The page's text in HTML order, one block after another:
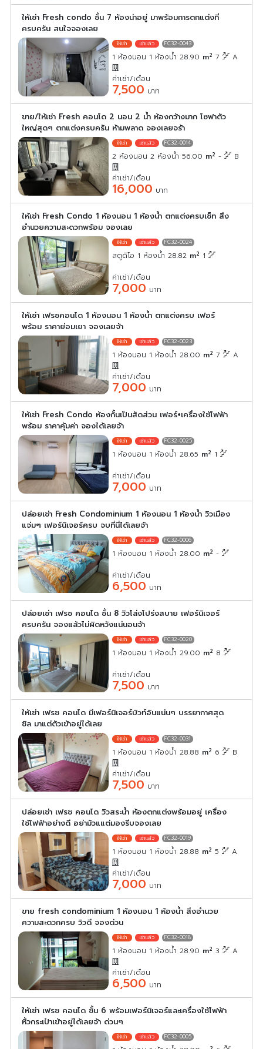
ให้เช่า Fresh condo ชั้น 7 ห้องน่าอยู่ มาพร้อมการตกแต่งที่
ครบครัน สนใจจองเลย
FC32-0043
1 ห้องนอน 1 ห้องน้ำ 28.90 m2 7 A
ค่าเช่า/เดือน
7,500 บาท
ขาย/ให้เช่า Fresh คอนโด 2 นอน 2 น้ำ ห้องกว้างมาก โซฟาตัว
ใหญ่สุดๆ ตกแต่งครบครัน ห้ามพลาด จองเลยจร้า
FC32-0014
2 ห้องนอน 2 ห้องน้ำ 56.00 m2 - B
ค่าเช่า/เดือน
16,000 บาท
ให้เช่า Fresh Condo 1 ห้องนอน 1 ห้องน้ำ ตกแต่งครบเซ็ท สิ่ง
อำนวยความสะดวกพร้อม จองเลย
FC32-0024
สตูดิโอ 1 ห้องน้ำ 28.82 m2 1
ค่าเช่า/เดือน
7,000 บาท
ให้เช่า เฟรชคอนโด 1 ห้องนอน 1 ห้องน้ำ ตกแต่งครบ เฟอร์
พร้อม ราคาย่อมเยา จองเลยจ้า
FC32-0023
1 ห้องนอน 1 ห้องน้ำ 28.00 m2 7 A
ค่าเช่า/เดือน
7,000 บาท
ให้เช่า Fresh Condo ห้องกั้นเป็นสัดส่วน เฟอร์+เครื่องใช้ไฟฟ้า
พร้อม ราคาคุ้มค่า จองได้เลยจ้า
FC32-0025
1 ห้องนอน 1 ห้องน้ำ 28.65 m2 1
ค่าเช่า/เดือน
7,000 บาท
ปล่อยเช่า Fresh Condominium 1 ห้องนอน 1 ห้องน้ำ วิวเมือง
แจ่มๆ เฟอร์นิเจอร์ครบ จบที่นี่ได้เลยจ้า
FC32-0006
1 ห้องนอน 1 ห้องน้ำ 28.00 m2 -
ค่าเช่า/เดือน
6,500 บาท
ปล่อยเช่า เฟรช คอนโด ชั้น 8 วิวโล่งโปร่งสบาย เฟอร์นิเจอร์
ครบครัน จองแล้วไม่ผิดหวังแน่นอนจ้า
FC32-0020
1 ห้องนอน 1 ห้องน้ำ 29.00 m2 8
ค่าเช่า/เดือน
7,500 บาท
ให้เช่า เฟรช คอนโด มีเฟอร์นิเจอร์บิวท์อินแน่นๆ บรรยากาศสุด
ชิล มาแต่ตัวเข้าอยู่ได้เลย
FC32-0031
1 ห้องนอน 1 ห้องน้ำ 28.88 m2 6 B
ค่าเช่า/เดือน
7,500 บาท
ปล่อยเช่า เฟรช คอนโด วิวสระน้ำ ห้องตกแต่งพร้อมอยู่ เครื่อง
ใช้ไฟฟ้าอย่างดี อย่ามัวแแต่มองรีบจองเลย
FC32-0019
1 ห้องนอน 1 ห้องน้ำ 28.88 m2 5 A
ค่าเช่า/เดือน
7,000 บาท
ขาย fresh condominium 1 ห้องนอน 1 ห้องน้ำ สิ่งอำนวย
ความสะดวกครบ วิวดี จองด่วน
FC32-0018
1 ห้องนอน 1 ห้องน้ำ 28.90 m2 3 A
ค่าเช่า/เดือน
6,500 บาท
ให้เช่า เฟรช คอนโด ชั้น 6 พร้อมเฟอร์นิเจอร์และเครื่องใช้ไฟฟ้า
หิ้วกระเป๋าเข้าอยู่ได้เลยจ้า ด่วนๆ
FC32-0005